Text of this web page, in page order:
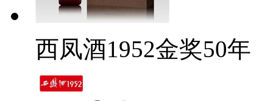
西凤酒1952金奖50年